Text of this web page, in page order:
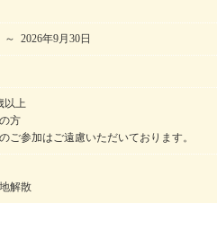
～ 2026年9月30日
以上
方
ご参加はご遠慮いただいております。
解散